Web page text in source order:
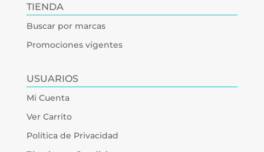
TIENDA
Buscar por marcas
Promociones vigentes
USUARIOS
Mi Cuenta
Ver Carrito
Política de Privacidad